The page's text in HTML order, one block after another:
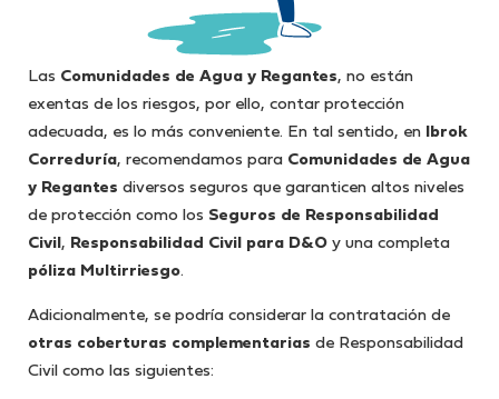
Las Comunidades de Agua y Regantes, no están
exentas de los riesgos, por ello, contar protección
adecuada, es lo más conveniente. En tal sentido, en Ibrok
Correduría, recomendamos para Comunidades de Agua
y Regantes diversos seguros que garanticen altos niveles
de protección como los Seguros de
Responsabilidad
Civil , Responsabilidad Civil para D&O y una completa
póliza Multirriesgo.
Adicionalmente, se podría considerar la contratación de
otras coberturas complementarias de Responsabilidad
Civil como las siguientes: